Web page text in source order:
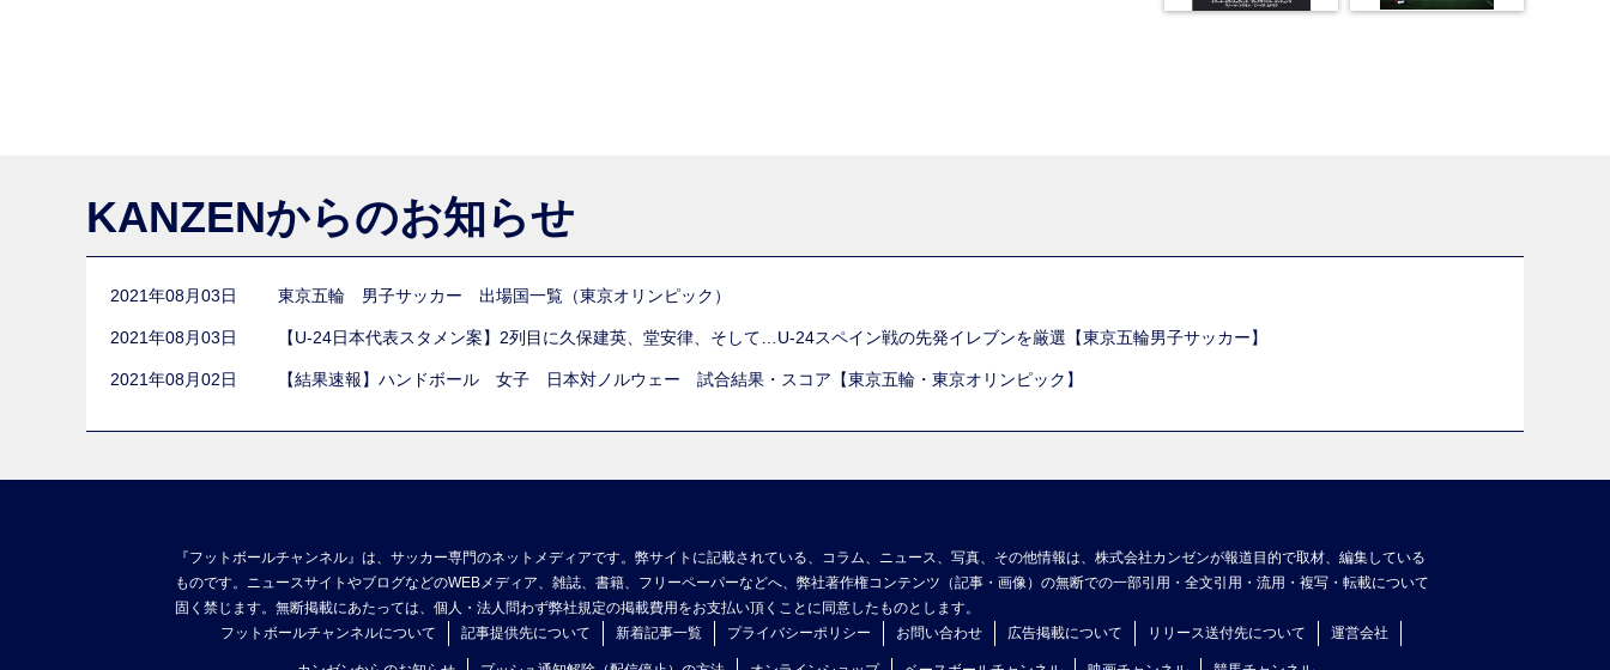
KANZENからのお知らせ
2021年08月03日 東京五輪 男子サッカー 出場国一覧（東京オリンピック）
2021年08月03日 【U-24日本代表スタメン案】2列目に久保建英、堂安律、そして…U-24スペイン戦の先発イレブンを厳選【東京五輪男子サッカー】
2021年08月02日 【結果速報】ハンドボール 女子 日本対ノルウェー 試合結果・スコア【東京五輪・東京オリンピック】
『フットボールチャンネル』は、サッカー専門のネットメディアです。弊サイトに記載されている、コラム、ニュース、写真、その他情報は、株式会社カンゼンが報道目的で取材、編集している
ものです。ニュースサイトやブログなどのWEBメディア、雑誌、書籍、フリーペーパーなどへ、弊社著作権コンテンツ（記事・画像）の無断での一部引用・全文引用・流用・複写・転載について
固く禁じます。無断掲載にあたっては、個人・法人問わず弊社規定の掲載費用をお支払い頂くことに同意したものとします。
フットボールチャンネルについて
記事提供先について 新着記事一覧 プライバシーポリシー お問い合わせ 広告掲載について リリース送付先について 運営会社